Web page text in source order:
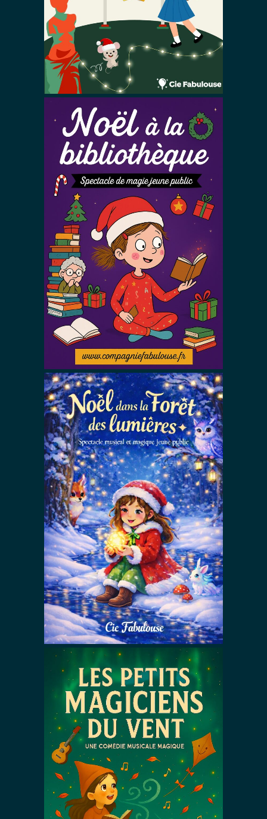
Noël à la
bibliothèque !
Autres Spectacles De Magie
Spectacles De Noël
Noël dans la
forêt des
lumières
Spectacles De Noël
Les Petits
Magiciens du
Vent – Version
Hiver
Spectacles De Noël